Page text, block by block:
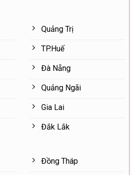
Quảng Trị
TP.Huế
Đà Nẵng
Quảng Ngãi
Gia Lai
Đắk Lắk
Đồng Tháp